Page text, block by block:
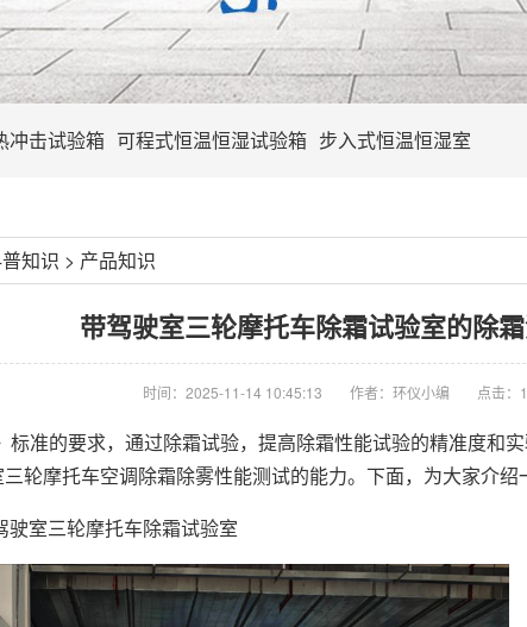
冲击试验箱 可程式恒温恒湿试验箱 步入式恒温恒湿室
知识 > 产品知识
带驾驶室三轮摩托车除霜试验室的除
时间：2025-11-14 10:45:13 作者：环仪小编 点击：
标准的要求，通过除霜试验，提高除霜性能试验的精准度和
轮摩托车空调除霜除雾性能测试的能力。下面，为大家介绍
驶室三轮摩托车除霜试验室